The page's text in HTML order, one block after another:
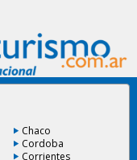
Chaco
Cordoba
Corrientes